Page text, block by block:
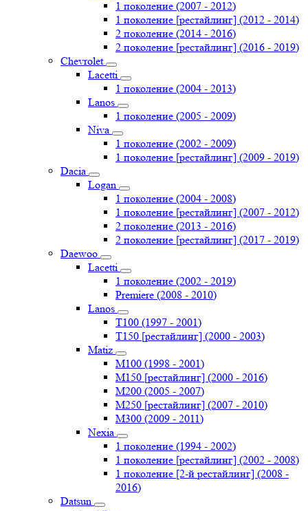
1 поколение (2007 - 2012)
1 поколение [рестайлинг] (2012 - 2014)
2 поколение (2014 - 2016)
2 поколение [рестайлинг] (2016 - 2019)
Chevrolet
Lacetti
1 поколение (2004 - 2013)
Lanos
1 поколение (2005 - 2009)
Niva
1 поколение (2002 - 2009)
1 поколение [рестайлинг] (2009 - 2019)
Dacia
Logan
1 поколение (2004 - 2008)
1 поколение [рестайлинг] (2007 - 2012)
2 поколение (2013 - 2016)
2 поколение [рестайлинг] (2017 - 2019)
Daewoo
Lacetti
1 поколение (2002 - 2019)
Premiere (2008 - 2010)
Lanos
T100 (1997 - 2001)
T150 [рестайлинг] (2000 - 2003)
Matiz
M100 (1998 - 2001)
M150 [рестайлинг] (2000 - 2016)
M200 (2005 - 2007)
M250 [рестайлинг] (2007 - 2010)
M300 (2009 - 2011)
Nexia
1 поколение (1994 - 2002)
1 поколение [рестайлинг] (2002 - 2008)
1 поколение [2-й рестайлинг] (2008 -
2016)
Datsun